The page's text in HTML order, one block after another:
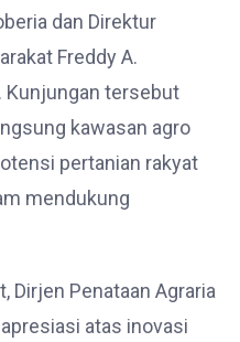
dan Direktur
Freddy A.
Kunjungan tersebut
kawasan agro
pertanian rakyat
mendukung
Dirjen Penataan Agraria
atas inovasi